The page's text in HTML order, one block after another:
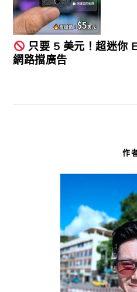
只要 5 美元！超迷你
網路擋廣告
作